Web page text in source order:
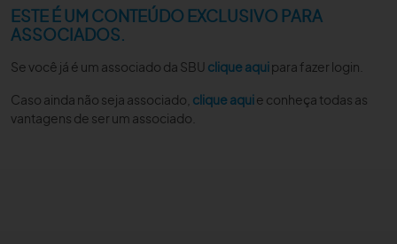
PUBLICAÇÕES
SBU NO CONSULTÓRIO
EDUCAÇÃO CONTINUADA
ESTE É UM CONTEÚDO EXCLUSIVO PARA
ASSOCIADOS.
Se você já é um associado da SBU clique aquipara fazer login.
Caso ainda não seja associado, clique aquie conheça todas as
vantagens de ser um associado.